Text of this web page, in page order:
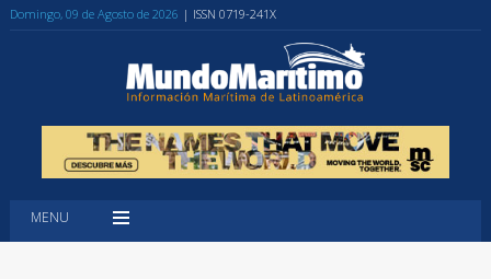
Domingo, 09 de Agosto de 2026 | ISSN 0719-241X
MENU